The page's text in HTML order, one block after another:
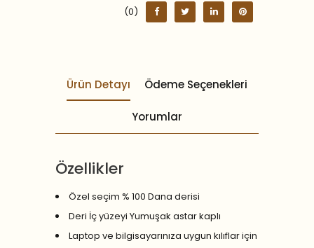
(0)
Ürün Detayı Ödeme Seçenekleri
Yorumlar
Özellikler
Özel seçim % 100 Dana derisi
Deri İç yüzeyi Yumuşak astar kaplı
Laptop ve bilgisayarınıza uygun kılıflar için